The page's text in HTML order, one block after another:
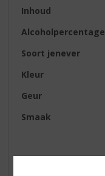
Inhoud
Alcoholpercentage
Soort jenever
Kleur
Geur
Smaak